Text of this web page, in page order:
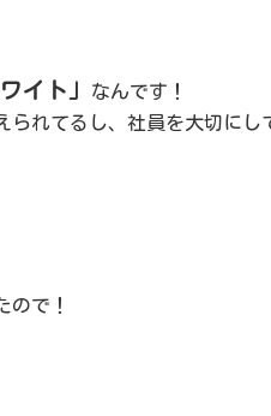
イト」
なんです！
れてるし、社員を大切にし
ので！